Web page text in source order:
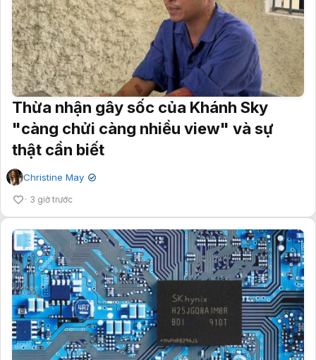
Thừa nhận gây sốc của Khánh Sky
"càng chửi càng nhiều view" và sự
thật cần biết
Christine May ✔
3 giờ trước